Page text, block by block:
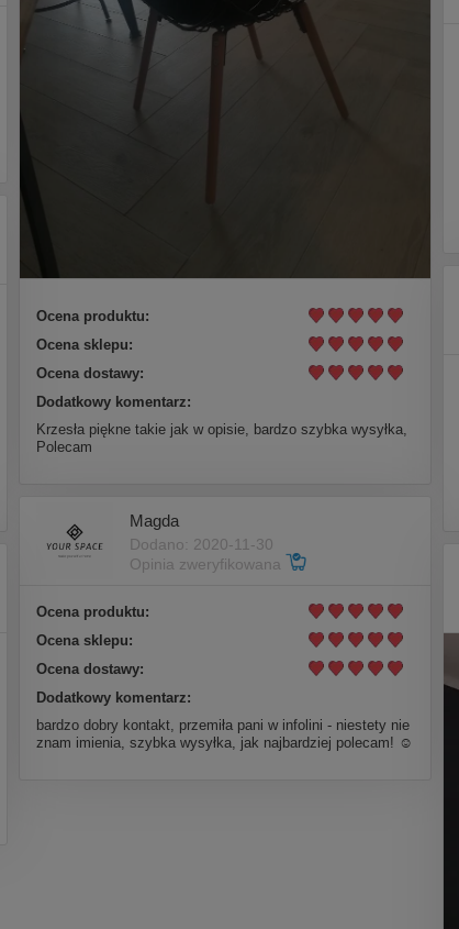
Ocena produktu:
Ocena sklepu:
Ocena dostawy:
Dodatkowy komentarz:
Krzesła piękne takie jak w opisie, bardzo szybka wysyłka,
Polecam
Magda
Dodano: 2020-11-30
Opinia zweryfikowana
Ocena produktu:
Ocena sklepu:
Ocena dostawy:
Dodatkowy komentarz:
bardzo dobry kontakt, przemiła pani w infolini - niestety nie
znam imienia, szybka wysyłka, jak najbardziej polecam! ☺️